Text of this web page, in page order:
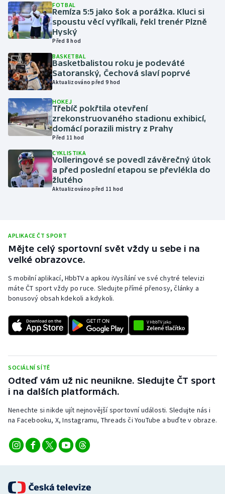
Krasobruslení
Lezení
Lyže a snowboard
Moderní pětiboj
Motorsport
Olympijské hry
Parasport
Plavání
Ragby
Rychlobruslení
Rychlostní kanoistika
Sportovní střelba
Stolní tenis
Triatlon
Volejbal
FOTBAL
Remíza 5:5 jako šok a porážka. Kluci si
spoustu věcí vyříkali, řekl trenér Plzně
Hyský
Před 8 hod
BASKETBAL
Basketbalistou roku je podeváté
Satoranský, Čechová slaví poprvé
Aktualizováno před 9 hod
HOKEJ
Třebíč pokřtila otevření
zrekonstruovaného stadionu exhibicí,
domácí porazili mistry z Prahy
Před 11 hod
CYKLISTIKA
Volleringové se povedl závěrečný útok
a před poslední etapou se převlékla do
žlutého
Aktualizováno před 11 hod
APLIKACE ČT SPORT
Mějte celý sportovní svět vždy u sebe i na
velké obrazovce.
S mobilní aplikací, HbbTV a apkou iVysílání ve své chytré televizi
máte ČT sport vždy po ruce. Sledujte přímé přenosy, články a
bonusový obsah kdekoli a kdykoli.
SOCIÁLNÍ SÍTĚ
Odteď vám už nic neunikne. Sledujte ČT sport
i na dalších platformách.
Nenechte si nikde ujít nejnovější sportovní události. Sledujte nás i
na Facebooku, X, Instagramu, Threads či YouTube a buďte v obraze.